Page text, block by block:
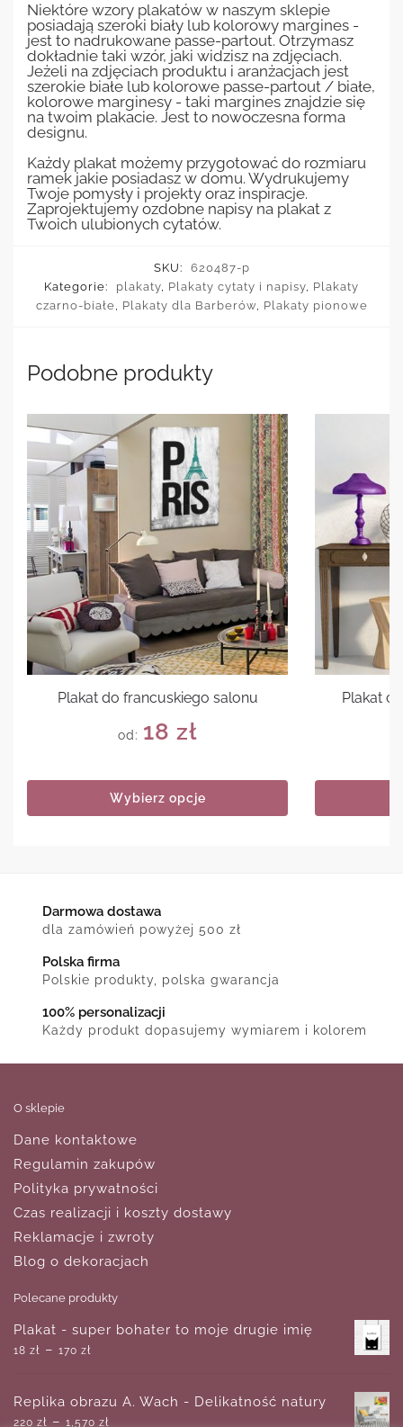
Niektóre wzory plakatów w naszym sklepie
posiadają szeroki biały lub kolorowy margines -
jest to nadrukowane passe-partout. Otrzymasz
dokładnie taki wzór, jaki widzisz na zdjęciach.
Jeżeli na zdjęciach produktu i aranżacjach jest
szerokie białe lub kolorowe passe-partout / białe,
kolorowe marginesy - taki margines znajdzie się
na twoim plakacie. Jest to nowoczesna forma
designu.
Każdy plakat możemy przygotować do rozmiaru
ramek jakie posiadasz w domu. Wydrukujemy
Twoje pomysły i projekty oraz inspiracje.
Zaprojektujemy ozdobne napisy na plakat z
Twoich ulubionych cytatów.
SKU:
620487-p
Kategorie:
plakaty, Plakaty cytaty i napisy, Plakaty
czarno-białe, Plakaty dla Barberów, Plakaty pionowe
Podobne produkty
Plakat do francuskiego salonu
od: 18 zł
Wybierz opcje
Plakat
Darmowa dostawa
dla zamówień powyżej 500 zł
Polska firma
Polskie produkty, polska gwarancja
100% personalizacji
Każdy produkt dopasujemy wymiarem i kolorem
O sklepie
Dane kontaktowe
Regulamin zakupów
Polityka prywatności
Czas realizacji i koszty dostawy
Reklamacje i zwroty
Blog o dekoracjach
Polecane produkty
Plakat - super bohater to moje drugie imię
18 zł – 170 zł
Replika obrazu A. Wach - Delikatność natury
220 zł – 1,570 zł